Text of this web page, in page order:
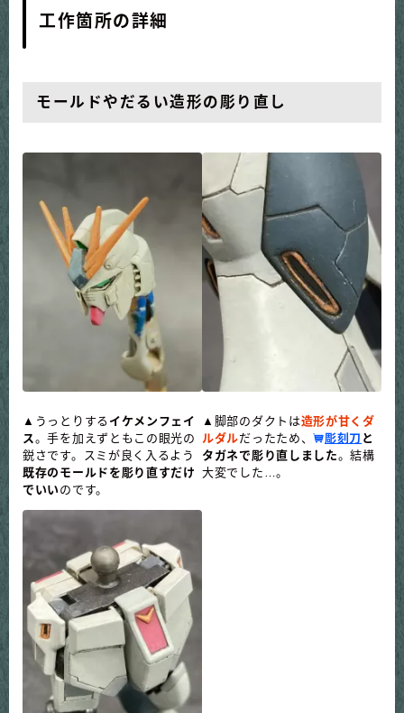
工作箇所の詳細
モールドやだるい造形の彫り直し
▲うっとりする イケメンフェイ
ス。手を加えずともこの眼光の
鋭さです。スミが良く入るよう
既存のモールドを彫り直すだけ
でいいのです。
▲脚部のダクトは造形が甘くダ
ルダルだったため、 彫刻刀 と
タガネで彫り直しました。結構
大変でした…。